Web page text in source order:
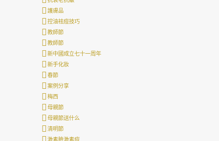
護膚品
控油祛痘技巧
教師節
教師節
新中國成立七十一周年
新手化妝
春節
案例分享
梅西
母親節
母親節送什么
清明節
激素臉激素痘